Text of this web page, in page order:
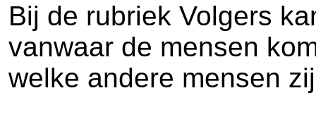
Bij de rubriek Volgers
vanwaar de mensen
welke andere mensen